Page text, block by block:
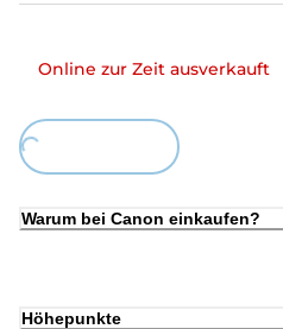
Online zur Zeit ausverkauft
Warum bei Canon einkaufen?
Höhepunkte